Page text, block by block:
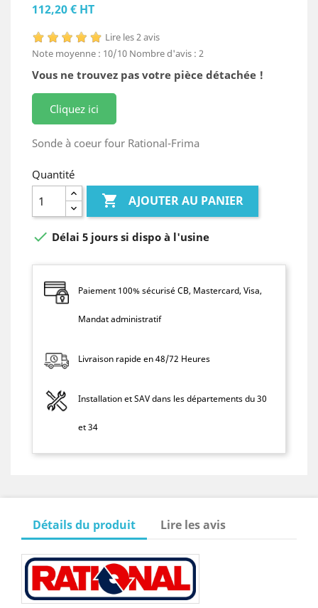
112,20 € HT
Lire les 2 avis
Note moyenne : 10/10 Nombre d'avis : 2
Vous ne trouvez pas votre pièce détachée !
Cliquez ici
Sonde à coeur four Rational-Frima
Quantité
 AJOUTER AU PANIER
 Délai 5 jours si dispo à l'usine
Paiement 100% sécurisé CB, Mastercard, Visa,
Mandat administratif
Livraison rapide en 48/72 Heures
Installation et SAV dans les départements du 30
et 34
Détails du produit Lire les avis